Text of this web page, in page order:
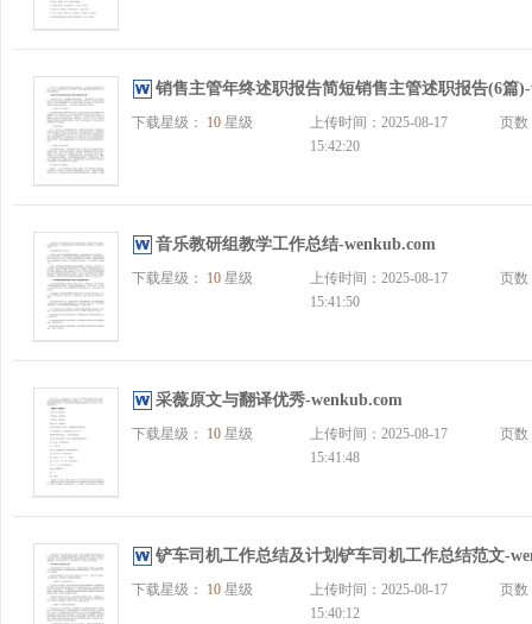
销售主管年终述职报告简短销售主管述职报告(6篇
下载星级： 10 星级
上传时间：2025-08-17
15:42:20
页
音乐教研组教学工作总结-wenkub.com
下载星级： 10 星级
上传时间：2025-08-17
15:41:50
页
采薇原文与翻译优秀-wenkub.com
下载星级： 10 星级
上传时间：2025-08-17
15:41:48
页
铲车司机工作总结及计划铲车司机工作总结范文-
下载星级： 10 星级
上传时间：2025-08-17
15:40:12
页